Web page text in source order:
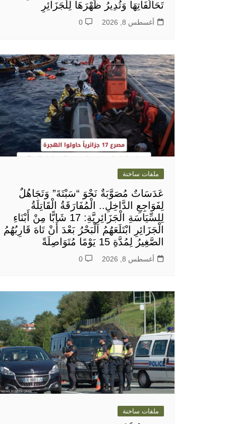
تَحَالُفَاتِهَا وَتُدِيرُ ظَهْرَهَا لِلْجَزَائِرِ
أغسطس 8, 2026 0
ملفات ساخنة
عَدَسَاتٌ مُصَوَّبَةٌ نَحْوَ “سَبْتَةَ” وَتَجَاهُلٌ
لِفَوَاجِعِ الدَّاخِلِ.. الْمُفَارَقَةُ الْقَاتِلَةُ
لِلسِّيَاسَةِ الْجَزَائِرِيَّةِ: 17 شَابًّا مِنْ أَبْنَاءِ
الْجَزَائِرِ ابْتَلَعَهُمُ الْبَحْرُ بَعْدَ أَنْ تَاهَ قَارِبُهُمُ
الصَّغِيرُ لِمُدَّةِ 15 يَوْمًا مُتَوَاصِلَةً
أغسطس 8, 2026 0
ملفات ساخنة